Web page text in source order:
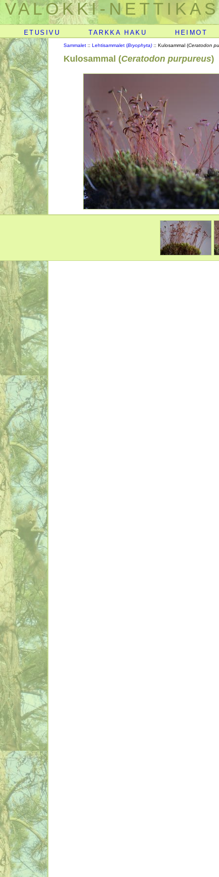
VALOKKI-
ETUSIVU TARKKA HAKU HEIMOT
Sammalet :: Lehtisammalet (Bryophyta) :: Kulosammal (Ceratodon
Kulosammal (Ceratodon purpureus)